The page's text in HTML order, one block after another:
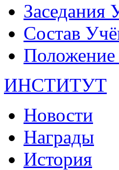
Заседания
Состав
ИНСТИТУТ
Новости
Награды
История